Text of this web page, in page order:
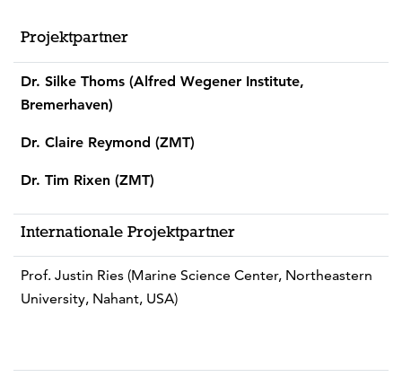
Projektpartner
Dr. Silke Thoms (Alfred Wegener Institute,
Bremerhaven)
Dr. Claire Reymond (ZMT)
Dr. Tim Rixen (ZMT)
Internationale Projektpartner
Prof. Justin Ries (Marine Science Center, Northeastern
University, Nahant, USA)